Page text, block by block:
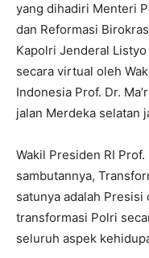
yang dihadiri Menteri
dan Reformasi
Kapolri Jenderal
secara virtual oleh
Indonesia Prof. Dr.
jalan Merdeka selatan
Wakil Presiden RI Prof.
sambutannya,
satunya adalah
transformasi Polri
seluruh aspek